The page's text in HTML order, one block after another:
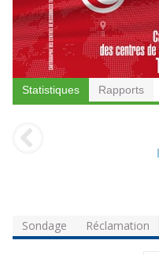
Statistiques Rapports
Sondage Réclamation